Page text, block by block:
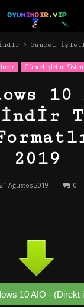
İndir Güncel
İndir Güncel İşletim
10
2019
21 Ağustos 2019 0
10 AIO - (Direkt